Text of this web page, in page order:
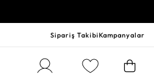
Sipariş TakibiKampanyalar